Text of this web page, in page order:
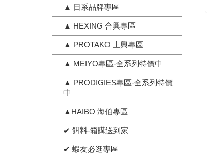
▲ 日系品牌專區
▲ HEXING 合興專區
▲ PROTAKO 上興專區
▲ MEIYO專區-全系列特價中
▲ PRODIGIES專區-全系列特價
中
▲HAIBO 海伯專區
✔ 餌料-箱購送到家
✔ 蝦友必逛專區